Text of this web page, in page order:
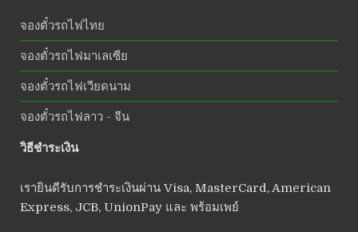
จองตั๋วรถไฟไทย
จองตั๋วรถไฟมาเลเซีย
จองตั๋วรถไฟเวียดนาม
จองตั๋วรถไฟลาว - จีน
วิธีชำระเงิน
เรายินดีรับการชำระเงินผ่าน Visa, MasterCard, American
Express, JCB, UnionPay และ พร้อมเพย์